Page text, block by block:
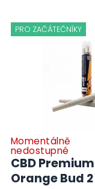
PRO ZAČÁTEČNÍKY
CBD
Orange Bud
Momentálně
nedostupné